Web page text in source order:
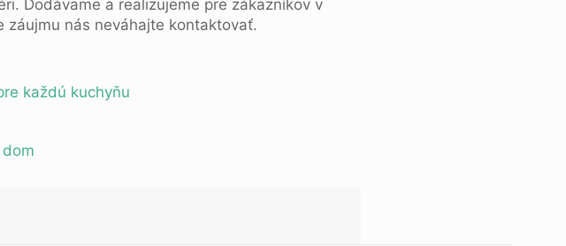
Dodávame a realizujeme pre zákazníkov v
záujmu nás neváhajte kontaktovať.
každú kuchyňu